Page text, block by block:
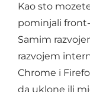
Kao sto
pominjali
Samim
razvojem
Chrome i
da uklone ili